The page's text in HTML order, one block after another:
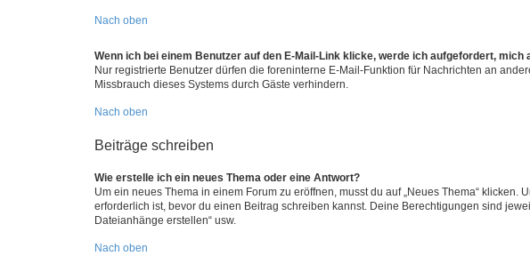
Nach oben
Wenn ich bei einem Benutzer auf den E-Mail-Link klicke, werde ich aufgefordert, mich
Nur registrierte Benutzer dürfen die foreninterne E-Mail-Funktion für Nachrichten an
Missbrauch dieses Systems durch Gäste verhindern.
Nach oben
Beiträge schreiben
Wie erstelle ich ein neues Thema oder eine Antwort?
Um ein neues Thema in einem Forum zu eröffnen, musst du auf „Neues Thema“
erforderlich ist, bevor du einen Beitrag schreiben kannst. Deine Berechtigungen sind
Dateianhänge erstellen“ usw.
Nach oben